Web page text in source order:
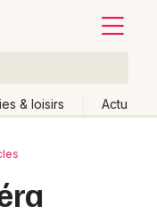
& loisirs Actu
moi